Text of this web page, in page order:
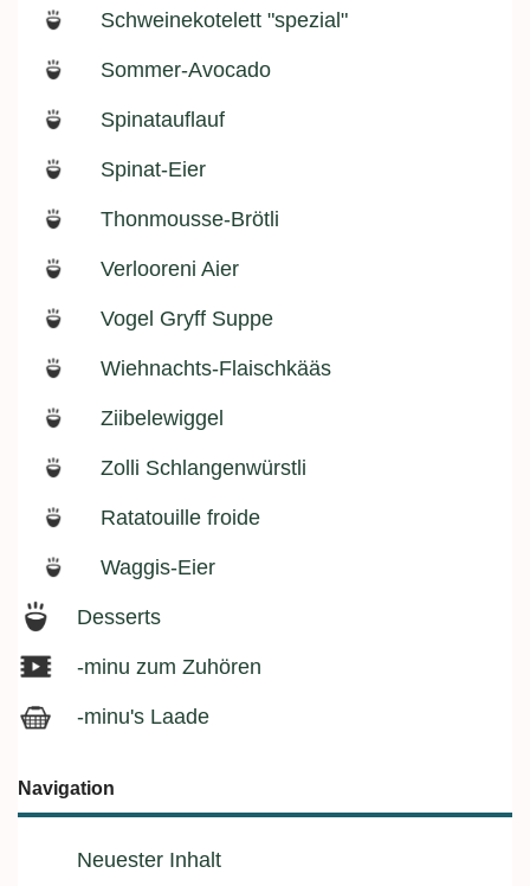
Schweinekotelett "spezial"
Sommer-Avocado
Spinatauflauf
Spinat-Eier
Thonmousse-Brötli
Verlooreni Aier
Vogel Gryff Suppe
Wiehnachts-Flaischkääs
Ziibelewiggel
Zolli Schlangenwürstli
Ratatouille froide
Waggis-Eier
Desserts
-minu zum Zuhören
-minu's Laade
Navigation
Neuester Inhalt